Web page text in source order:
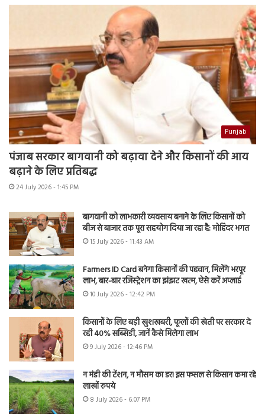
Punjab
पंजाब सरकार बागवानी को बढ़ावा देने और किसानों की आय
बढ़ाने के लिए प्रतिबद्ध
24 July 2026 - 1:45 PM
बागवानी को लाभकारी व्यवसाय बनाने के लिए किसानों को
बीज से बाजार तक पूरा सहयोग दिया जा रहा है: मोहिंदर भगत
15 July 2026 - 11:43 AM
Farmers ID Card बनेगा किसानों की पहचान, मिलेंगे भरपूर
लाभ, बार-बार रजिस्ट्रेशन का झंझट खत्म, ऐसे करें अप्लाई
10 July 2026 - 12:42 PM
किसानों के लिए बड़ी खुशखबरी, फूलों की खेती पर सरकार दे
रही 40% सब्सिडी, जानें कैसे मिलेगा लाभ
9 July 2026 - 12:46 PM
न मंडी की टेंशन, न मौसम का डर! इस फसल से किसान कमा रहे
लाखों रुपये
8 July 2026 - 6:07 PM